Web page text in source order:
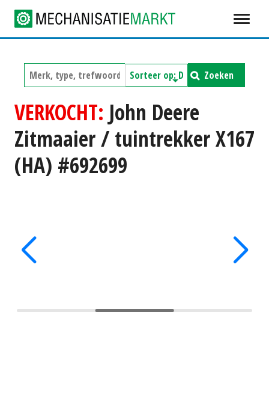
Zoeken
VERKOCHT: John Deere
Zitmaaier / tuintrekker X167
(HA) #692699